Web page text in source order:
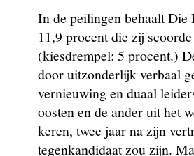
In de peilingen behaalt
11,9 procent die zij
(kiesdrempel: 5 procent.)
door uitzonderlijk verbaal
vernieuwing en duaal
oosten en de ander uit het
keren, twee jaar na zijn
tegenkandidaat zou zijn.